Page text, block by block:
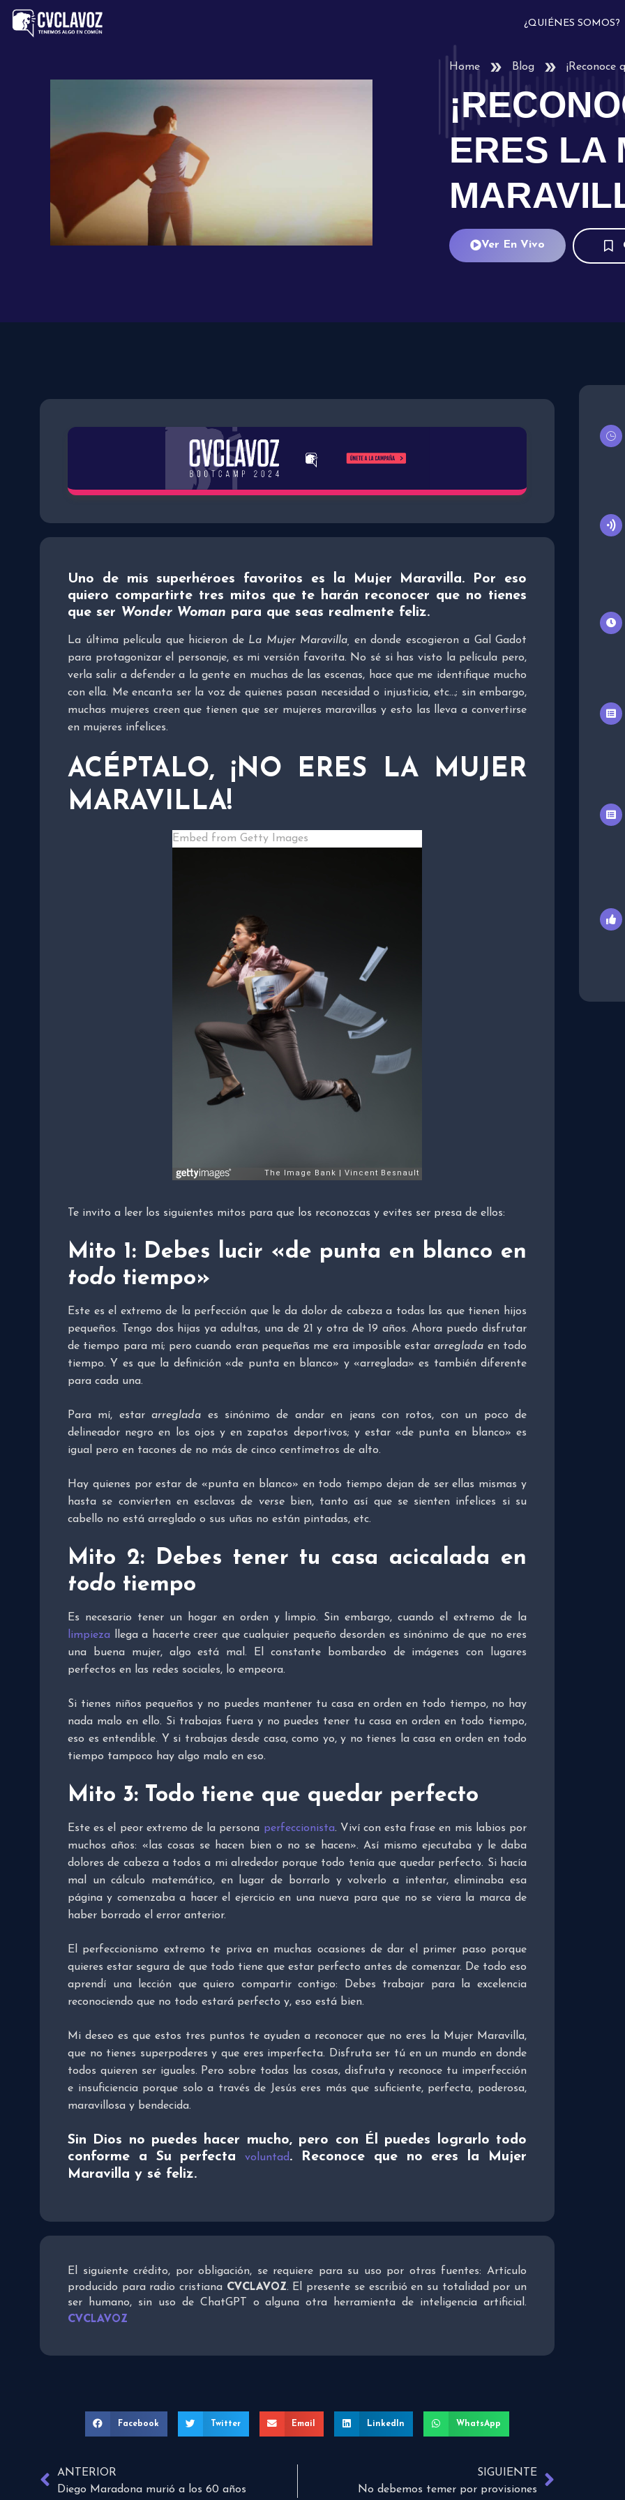
¿QUIÉNES SOMOS?
Home Blog ¡Reconoce
ERES LA
Ver En Vivo
Uno de mis superhéroes favoritos es la Mujer Maravilla. Por eso
quiero compartirte tres mitos que te harán reconocer que no tienes
que ser Wonder Woman para que seas realmente feliz.
La última película que hicieron de La Mujer Maravilla,
en donde escogieron a Gal Gadot
para protagonizar el personaje, es mi versión favorita. No sé si has visto la película pero,
verla salir a defender a la gente en muchas de las escenas, hace que me identifique mucho
con ella. Me encanta ser la voz de quienes pasan necesidad o injusticia, etc…; sin embargo,
muchas mujeres creen que tienen que ser mujeres maravillas y esto las lleva a convertirse
en mujeres infelices.
ACÉPTALO, ¡NO ERES LA MUJER
MARAVILLA!
Embed from Getty Images
Te invito a leer los siguientes mitos para que los reconozcas y evites ser presa de ellos:
Mito 1: Debes lucir «de punta en blanco en
todo tiempo»
Este es el extremo de la perfección que le da dolor de cabeza a todas las que tienen hijos
pequeños. Tengo dos hijas ya adultas, una de 21 y otra de 19 años. Ahora puedo disfrutar
de tiempo para mí; pero cuando eran pequeñas me era imposible estararreglada en todo
tiempo. Y es que la definición «de punta en blanco» y «arreglada» es también diferente
para cada una.
Para mí, estararreglada es sinónimo de andar en jeans con rotos, con un poco de
delineador negro en los ojos y en zapatos deportivos; y estar «de punta en blanco» es
igual pero en tacones de no más de cinco centímetros de alto.
Hay quienes por estar de «punta en blanco» en todo tiempo dejan de ser ellas mismas y
hasta se convierten en esclavas de versebien, tanto así que se sienten infelices si su
cabello no está arreglado o sus uñas no están pintadas, etc.
Mito 2: Debes tener tu casa acicalada en
todo tiempo
Es necesario tener un hogar en orden y limpio. Sin embargo, cuando el extremo de la
limpieza llega a hacerte creer que cualquier pequeño desorden es sinónimo de que no eres
una buena mujer, algo está mal. El constante bombardeo de imágenes con lugares
perfectos en las redes sociales, lo empeora.
Si tienes niños pequeños y no puedes mantener tu casa en orden en todo tiempo, no hay
nada malo en ello. Si trabajas fuera y no puedes tener tu casa en orden en todo tiempo,
eso es entendible. Y si trabajas desde casa, como yo, y no tienes la casa en orden en todo
tiempo tampoco hay algo malo en eso.
Mito 3: Todo tiene que quedar perfecto
Este es el peor extremo de la persona perfeccionista. Viví con esta frase en mis labios por
muchos años: «las cosas se hacen bien o no se hacen». Así mismo ejecutaba y le daba
dolores de cabeza a todos a mi alrededor porque todo tenía que quedar perfecto. Si hacía
mal un cálculo matemático, en lugar de borrarlo y volverlo a intentar, eliminaba esa
página y comenzaba a hacer el ejercicio en una nueva para que no se viera la marca de
haber borrado el error anterior.
El perfeccionismo extremo te priva en muchas ocasiones de dar el primer paso porque
quieres estar segura de que todo tiene que estar perfecto antes de comenzar. De todo eso
aprendí una lección que quiero compartir contigo: Debes trabajar para la excelencia
reconociendo que no todo estará perfecto y, eso está bien.
Mi deseo es que estos tres puntos te ayuden a reconocer que no eres la Mujer Maravilla,
que no tienes superpoderes y que eres imperfecta. Disfruta ser tú en un mundo en donde
todos quieren ser iguales. Pero sobre todas las cosas, disfruta y reconoce tu imperfección
e insuficiencia porque solo a través de Jesús eres más que suficiente, perfecta, poderosa,
maravillosa y bendecida.
Sin Dios no puedes hacer mucho, pero con Él puedes lograrlo todo
conforme a Su perfectavoluntad. Reconoce que no eres la Mujer
Maravilla y sé feliz.
El siguiente crédito, por obligación, se requiere para su uso por otras fuentes: Artículo
producido para radio cristiana CVCLAVOZ. El presente se escribió en su totalidad por un
ser humano, sin uso de ChatGPT o alguna otra herramienta de inteligencia artificial.
CVCLAVOZ
Facebook Twitter Email LinkedIn WhatsApp
ANTERIOR
Diego Maradona murió a los 60 años
SIGUIENTE
No debemos temer por provisiones